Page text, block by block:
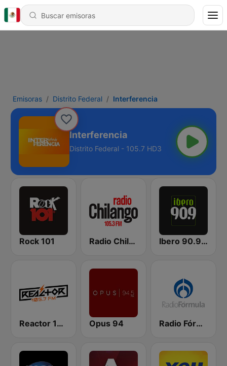
Emisoras Distrito Federal Interferencia
Interferencia
Distrito Federal - 105.7 HD3
Rock 101 Radio Chilango 105.3 FM Ibero 90.9 FM
Reactor 105.7 FM Opus 94 Radio Fórmula 103.3 FM